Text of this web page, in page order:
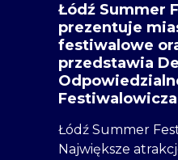
Łódź Summer
prezentuje
festiwalowe
przedstawia
Łódź Summer
Największe